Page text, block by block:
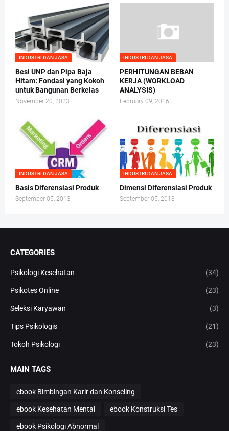
INDUSTRI DAN JASA
Besi UNP dan Pipa Baja
Hitam: Fondasi yang Kokoh
untuk Bangunan Berkelas
November 20, 2023
INDUSTRI DAN JASA
PERHITUNGAN BEBAN
KERJA (WORKLOAD
ANALYSIS)
February 09, 2016
INDUSTRI DAN JASA
Basis Diferensiasi Produk
September 05, 2013
INDUSTRI DAN JASA
Dimensi Diferensiasi Produk
September 05, 2013
CATEGORIES
Psikologi Kesehatan (34)
Psikotes Online (23)
Seleksi Karyawan (3)
Tips Psikologis (21)
Tokoh Psikologi (23)
MAIN TAGS
ebook Bimbingan Karir dan Konseling
ebook Kesehatan Mental ebook Konstruksi Tes
ebook Psikologi Abnormal